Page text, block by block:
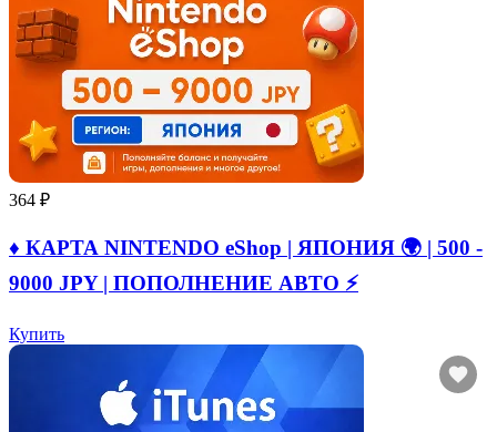
364 ₽
♦️ КАРТА NINTENDO eShop | ЯПОНИЯ 🌍 | 500 -
9000 JPY | ПОПОЛНЕНИЕ АВТО ⚡
Купить